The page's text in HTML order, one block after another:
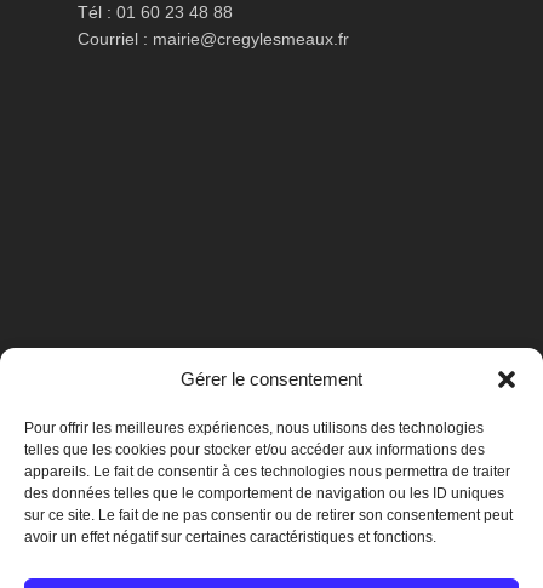
Gérer le consentement
Pour offrir les meilleures expériences, nous utilisons des technologies
telles que les cookies pour stocker et/ou accéder aux informations des
appareils. Le fait de consentir à ces technologies nous permettra de traiter
des données telles que le comportement de navigation ou les ID uniques
sur ce site. Le fait de ne pas consentir ou de retirer son consentement peut
avoir un effet négatif sur certaines caractéristiques et fonctions.
Tél : 01 60 23 48 88
Courriel : mairie@cregylesmeaux.fr
Mentions légales